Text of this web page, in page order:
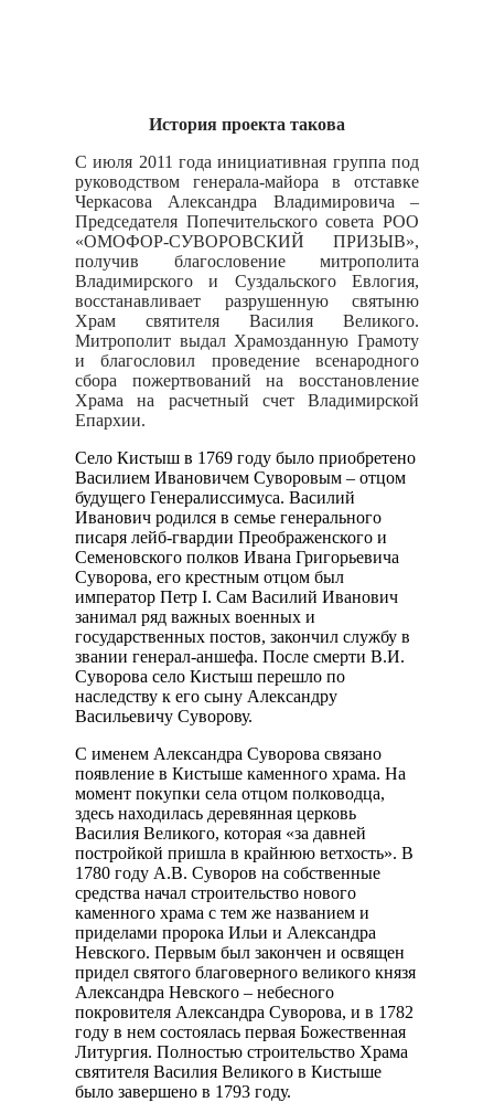
История проекта такова
С июля 2011 года инициативная группа под
руководством генерала-майора в отставке
Черкасова Александра Владимировича –
Председателя Попечительского совета РОО
«ОМОФОР-СУВОРОВСКИЙ ПРИЗЫВ»,
получив благословение митрополита
Владимирского и Суздальского Евлогия,
восстанавливает разрушенную святыню
Храм святителя Василия Великого.
Митрополит выдал Храмозданную Грамоту
и благословил проведение всенародного
сбора пожертвований на восстановление
Храма на расчетный счет Владимирской
Епархии.
Село Кистыш в 1769 году было приобретено
Василием Ивановичем Суворовым – отцом
будущего Генералиссимуса. Василий
Иванович родился в семье генерального
писаря лейб-гвардии Преображенского и
Семеновского полков Ивана Григорьевича
Суворова, его крестным отцом был
император Петр I. Сам Василий Иванович
занимал ряд важных военных и
государственных постов, закончил службу в
звании генерал-аншефа. После смерти В.И.
Суворова село Кистыш перешло по
наследству к его сыну Александру
Васильевичу Суворову.
С именем Александра Суворова связано
появление в Кистыше каменного храма. На
момент покупки села отцом полководца,
здесь находилась деревянная церковь
Василия Великого, которая «за давней
постройкой пришла в крайнюю ветхость». В
1780 году А.В. Суворов на собственные
средства начал строительство нового
каменного храма с тем же названием и
приделами пророка Ильи и Александра
Невского. Первым был закончен и освящен
придел святого благоверного великого князя
Александра Невского – небесного
покровителя Александра Суворова, и в 1782
году в нем состоялась первая Божественная
Литургия. Полностью строительство Храма
святителя Василия Великого в Кистыше
было завершено в 1793 году.